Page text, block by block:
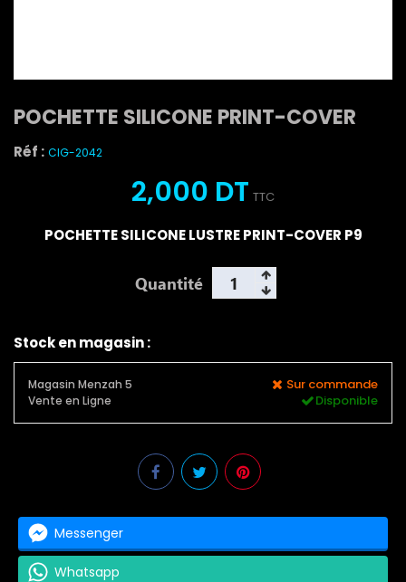
POCHETTE SILICONE PRINT-COVER
Réf : CIG-2042
2,000 DT TTC
POCHETTE SILICONE LUSTRE PRINT-COVER P9
Quantité
Stock en magasin :
Magasin Menzah 5 Sur commande
Vente en Ligne Disponible
Messenger
Whatsapp